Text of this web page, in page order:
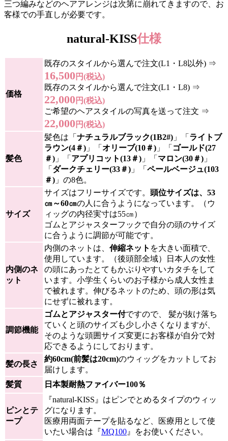
三つ編みなどのヘアアレンジは次第に崩れてきますので、お
客様での手直しが必要です。
natural-KISS仕様
価格
既存のスタイルから選んで注文(L1・L8以外) ⇒
16,500 円(税込)
既存のスタイルから選んで注文(L1・L8) ⇒
22,000 円(税込)
ご希望のヘアスタイルの写真を送って注文 ⇒
22,000 円(税込)
髪色
髪色は「 ナチュラルブラック(1B2#) 」「 ライトブ
ラウン(4＃) 」「 オリーブ(10＃) 」「 ゴールド(27
＃) 」「 アプリコット(13＃) 」「 マロン(30＃) 」
「 ダークチェリー(33＃) 」「 ペールベージュ(103
＃) 」の8色。
サイズ
サイズはフリーサイズです。 頭位サイズは、53
㎝～60㎝の人に合うようになっています。（ウ
ィッグの内径実寸は55㎝）
ゴムとアジャスターフックで自分の頭のサイズ
に合うように調節が可能です。
内側のネ
ット
内側のネットは、 伸縮ネット を大きい面積で、
使用しています。（後頭部全域）日本人の女性
の頭にあったとてもかぶりやすいカタチをして
います。小学生くらいのお子様から成人女性ま
で被れます。伸びるネットのため、頭の形は気
にせずに被れます。
調節機能
ゴムとアジャスター付ですので、 髪が抜け落ち
ていくと頭のサイズも少し小さくなりますが、
そのような頭囲サイズ変更にお客様が自分で対
応できるようにしております。
髪の長さ
約60cm(前髪は20cm)のウィッグをカットしてお
届けします。
髪質
日本製耐熱ファイバー100％
ピンとテ
ープ
『natural-KISS』はピンでとめるタイプのウィッ
グになります。
医療用両面テープを貼るなど、医療用として使
いたい場合は『MQ100 』をお使いください。